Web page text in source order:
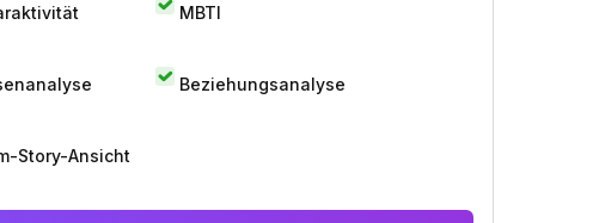
MBTI
Beziehungsanalyse
Story-Ansicht